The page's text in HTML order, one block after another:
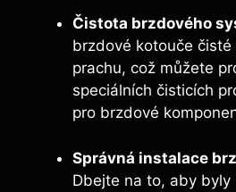
Čistota brzdového
brzdové kotouče
prachu, což můžete
speciálních čisticích
pro brzdové
Správná instalace
Dbejte na to, aby